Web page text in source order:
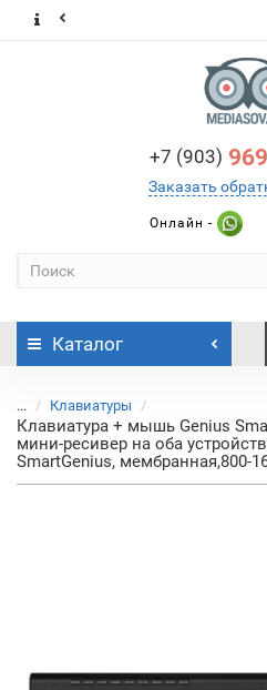
+7 (903)
Заказать
Онлайн -
Каталог
... Клавиатуры
Клавиатура + мышь Genius
мини-ресивер на оба
SmartGenius, мембранная,800-